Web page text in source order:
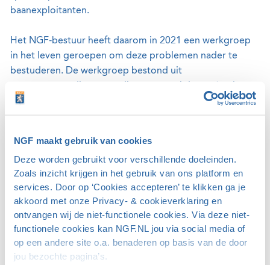
NGF maakt gebruik van cookies
Deze worden gebruikt voor verschillende doeleinden.
Zoals inzicht krijgen in het gebruik van ons platform en
services. Door op ‘Cookies accepteren’ te klikken ga je
akkoord met onze Privacy- & cookieverklaring en
ontvangen wij de niet-functionele cookies. Via deze niet-
functionele cookies kan NGF.NL jou via social media of
op een andere site o.a. benaderen op basis van de door
jou bezochte pagina’s.
baanexploitanten.
Het NGF-bestuur heeft daarom in 2021 een werkgroep
in het leven geroepen om deze problemen nader te
bestuderen. De werkgroep bestond uit
club met meerdere hoofdklasseteams, een club die met
meerdere teams uitkomt in de korte- en lange-
speelrechten). De opdracht aan de werkgroep luidde in
het kort:
Kom tot een plan voor een duurzame competitie
vanaf 2024 waar an sich verandering geen doel is.
Zorg er daarbij voor dat in elk geval golfclubs en
golfbanen inspraak hebben.
Toets eventuele concepten ook bij de huidige